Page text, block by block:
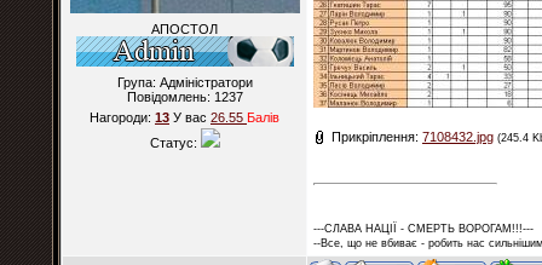
АПОСТОЛ
Група: Адміністратори
Повідомлень: 1237
Нагороди: 13 У вас 26.55 Балiв
Статус:
Прикріплення: 7108432.jpg (245.4
---СЛАВА НАЦІЇ - СМЕРТЬ ВОРОГАМ!!!---
--Все, що не вбиває - робить нас